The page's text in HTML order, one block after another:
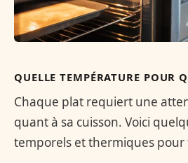
QUELLE TEMPÉRATURE POUR
Chaque plat requiert une
quant à sa cuisson. Voici
temporels et thermiques pour